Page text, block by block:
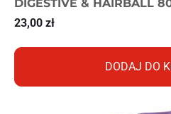
DIGESTIVE & HAIRBALL
23,00 zł
DODAJ DO